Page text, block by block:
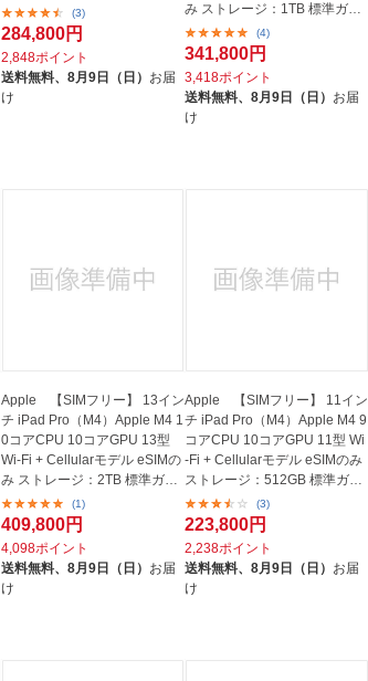
(3)
284,800円
2,848ポイント
送料無料、 8月9日（日） お届
け
み ストレージ：1TB 標準ガラ
ス搭...
(4)
341,800円
3,418ポイント
送料無料、8月9日（日） お届
け
Apple 【SIMフリー】 13イン
チ iPad Pro（M4）Apple M4 1
0コアCPU 10コアGPU 13型
Wi-Fi + Cellularモデル eSIMの
み ストレージ：2TB 標準ガラ
ス搭...
(1)
409,800円
4,098ポイント
送料無料、 8月9日（日） お届
け
Apple 【SIMフリー】 11イン
チ iPad Pro（M4）Apple M4 9
コアCPU 10コアGPU 11型 Wi
-Fi + Cellularモデル eSIMのみ
ストレージ：512GB 標準ガラ
ス...
(3)
223,800円
2,238ポイント
送料無料、8月9日（日） お届
け